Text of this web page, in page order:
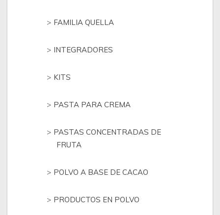
FAMILIA QUELLA
INTEGRADORES
KITS
PASTA PARA CREMA
PASTAS CONCENTRADAS DE
FRUTA
POLVO A BASE DE CACAO
PRODUCTOS EN POLVO